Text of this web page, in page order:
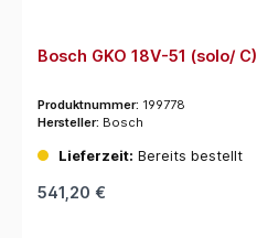
Bosch GKO 18V-51 (solo/ C)
Produktnummer: 199778
Hersteller: Bosch
Lieferzeit: Bereits bestellt
541,20 €